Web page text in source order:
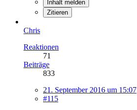
Inhalt melden
Zitieren
Chris
Reaktionen
71
Beiträge
833
21. September 2016 um 15:07
#115